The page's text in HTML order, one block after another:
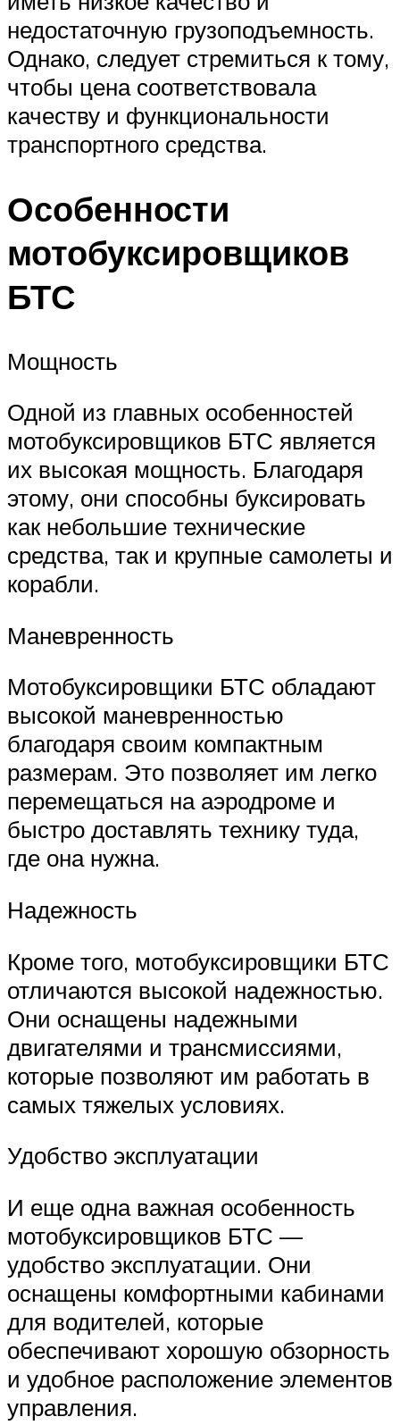
недостаточную грузоподъемность.
Однако, следует стремиться к тому,
чтобы цена соответствовала
качеству и функциональности
транспортного средства.
Особенности
мотобуксировщиков
БТС
Мощность
Одной из главных особенностей
мотобуксировщиков БТС является
их высокая мощность. Благодаря
этому, они способны буксировать
как небольшие технические
средства, так и крупные самолеты и
корабли.
Маневренность
Мотобуксировщики БТС обладают
высокой маневренностью
благодаря своим компактным
размерам. Это позволяет им легко
перемещаться на аэродроме и
быстро доставлять технику туда,
где она нужна.
Надежность
Кроме того, мотобуксировщики БТС
отличаются высокой надежностью.
Они оснащены надежными
двигателями и трансмиссиями,
которые позволяют им работать в
самых тяжелых условиях.
Удобство эксплуатации
И еще одна важная особенность
мотобуксировщиков БТС —
удобство эксплуатации. Они
оснащены комфортными кабинами
для водителей, которые
обеспечивают хорошую обзорность
и удобное расположение элементов
управления.